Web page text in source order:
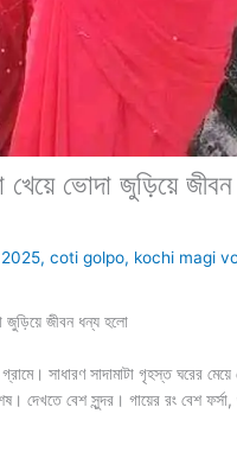
খেয়ে ভোদা জুড়িয়ে
,coti golpo, kochi magi
জুড়িয়ে জীবন ধন্য হলো
সাধারণ সাদামাটা গৃহস্ত ঘরের
দেখতে বেশ সুন্দর। গায়ের রং বেশ